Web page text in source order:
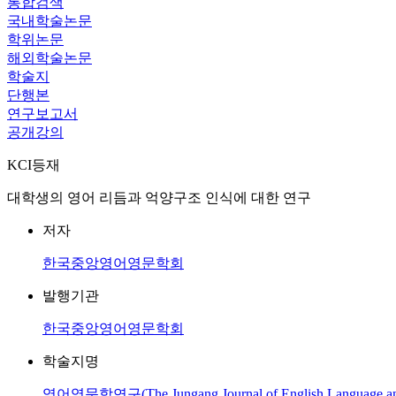
국내학술논문
학위논문
해외학술논문
학술지
단행본
연구보고서
공개강의
KCI등재
대학생의 영어 리듬과 억양구조 인식에 대한 연구
저자
한국중앙영어영문학회
발행기관
한국중앙영어영문학회
학술지명